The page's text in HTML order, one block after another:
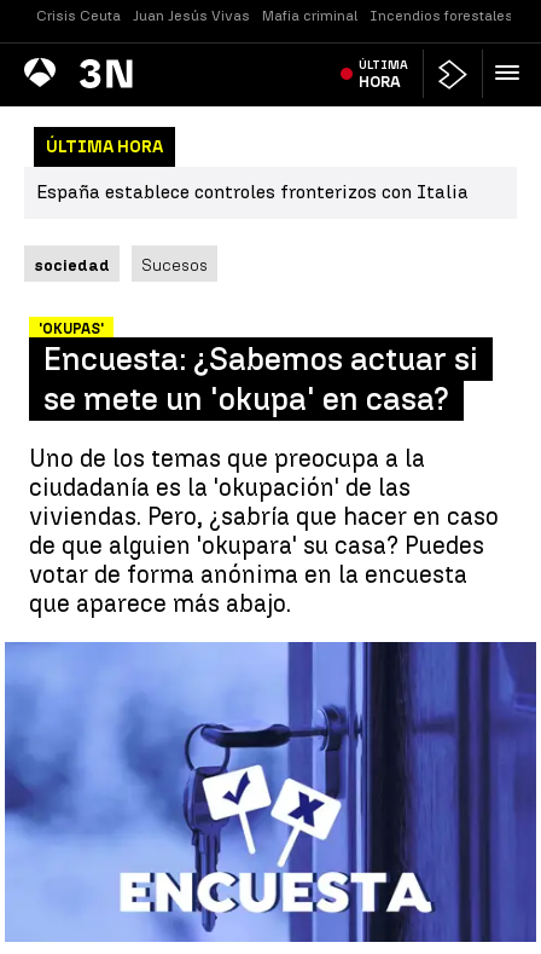
Crisis Ceuta Juan Jesús Vivas Mafia criminal Incendios forestales
Antena
3 Noticias ÚLTIMA
HORA
ÚLTIMA HORA
España establece controles fronterizos con Italia
sociedad Sucesos
'OKUPAS'
Encuesta: ¿Sabemos actuar si
se mete un 'okupa' en casa?
Uno de los temas que preocupa a la
ciudadanía es la 'okupación' de las
viviendas. Pero, ¿sabría que hacer en caso
de que alguien 'okupara' su casa? Puedes
votar de forma anónima en la encuesta
que aparece más abajo.